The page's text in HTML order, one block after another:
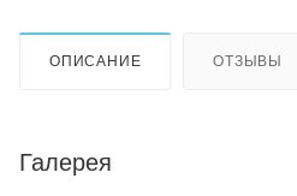
ОПИСАНИЕ ОТЗЫВЫ
Галерея